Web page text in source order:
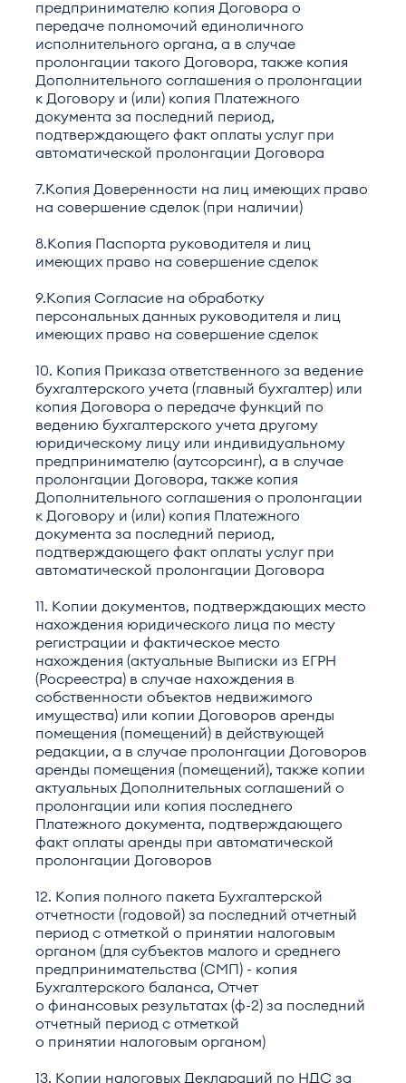
предпринимателю копия Договора о
передаче полномочий единоличного
исполнительного органа, а в случае
пролонгации такого Договора, также копия
Дополнительного соглашения о пролонгации
к Договору и (или) копия Платежного
документа за последний период,
подтверждающего факт оплаты услуг при
автоматической пролонгации Договора
7.Копия Доверенности на лиц имеющих право
на совершение сделок (при наличии)
8.Копия Паспорта руководителя и лиц
имеющих право на совершение сделок
9.Копия Согласие на обработку
персональных данных руководителя и лиц
имеющих право на совершение сделок
10. Копия Приказа ответственного за ведение
бухгалтерского учета (главный бухгалтер) или
копия Договора о передаче функций по
ведению бухгалтерского учета другому
юридическому лицу или индивидуальному
предпринимателю (аутсорсинг), а в случае
пролонгации Договора, также копия
Дополнительного соглашения о пролонгации
к Договору и (или) копия Платежного
документа за последний период,
подтверждающего факт оплаты услуг при
автоматической пролонгации Договора
11. Копии документов, подтверждающих место
нахождения юридического лица по месту
регистрации и фактическое место
нахождения (актуальные Выписки из ЕГРН
(Росреестра) в случае нахождения в
собственности объектов недвижимого
имущества) или копии Договоров аренды
помещения (помещений) в действующей
редакции, а в случае пролонгации Договоров
аренды помещения (помещений), также копии
актуальных Дополнительных соглашений о
пролонгации или копия последнего
Платежного документа, подтверждающего
факт оплаты аренды при автоматической
пролонгации Договоров
12. Копия полного пакета Бухгалтерской
отчетности (годовой) за последний отчетный
период с отметкой о принятии налоговым
органом (для субъектов малого и среднего
предпринимательства (СМП) - копия
Бухгалтерского баланса, Отчет
о финансовых результатах (ф-2) за последний
отчетный период с отметкой
о принятии налоговым органом)
13. Копии налоговых Деклараций по НДС за